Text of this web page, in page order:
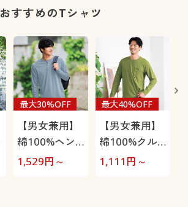
おすすめのTシャツ
【男女兼用】
綿100%ヘン
リーネックT
最大30%OFF
1,529円～
【男女兼用】
綿100%クル
ーネックTシ
最大40%OFF
1,111 円～